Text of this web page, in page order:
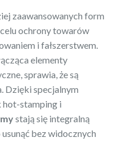
zaawansowanych form
ochrony towarów
i fałszerstwem.
elementy
sprawia, że są
Dzięki specjalnym
stamping i
stają się integralną
bez widocznych